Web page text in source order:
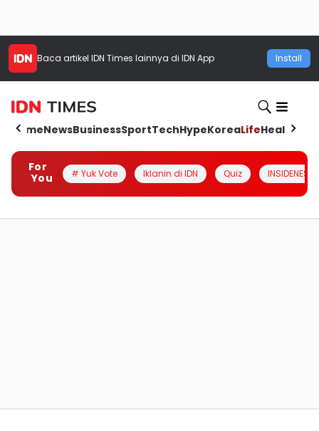
Baca artikel IDN Times lainnya di IDN App Install
HomeNewsBusinessSportTechHypeKoreaLifeHealth
For
You
# Yuk Vote Iklanin di IDN Quiz INSIDENESIA